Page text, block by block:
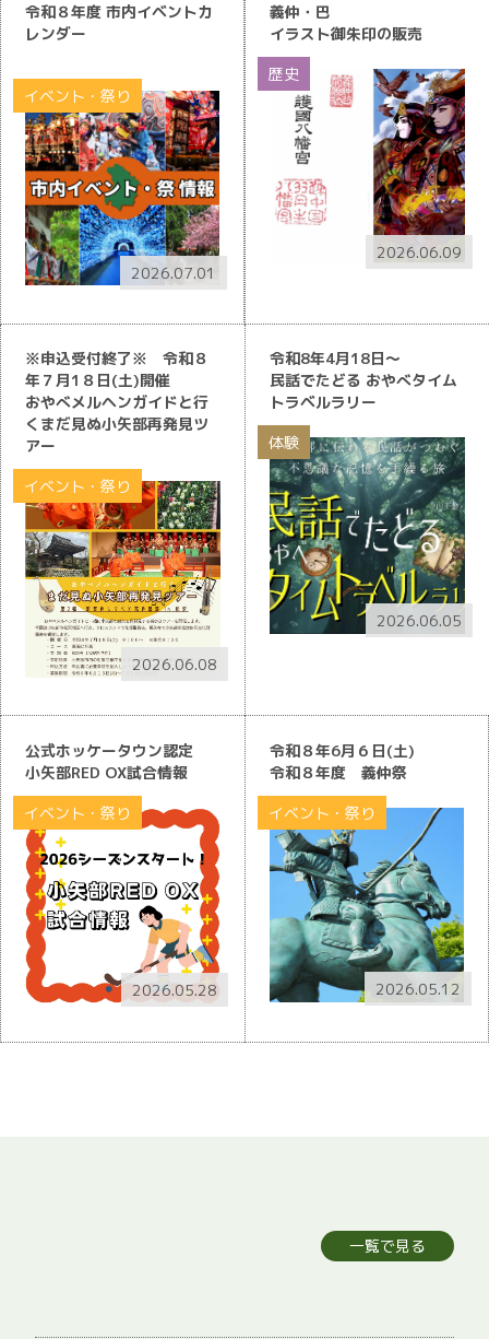
令和８年度 市内イベントカ
レンダー
イベント・祭り
2026.07.01
義仲・巴
イラスト御朱印の販売
歴史
2026.06.09
※申込受付終了※ 令和８
年７月1８日(土)開催
おやべメルヘンガイドと行
くまだ見ぬ小矢部再発見ツ
アー
イベント・祭り
2026.06.08
令和8年4月18日～
民話でたどる おやべタイム
トラベルラリー
体験
2026.06.05
公式ホッケータウン認定
小矢部RED OX試合情報
イベント・祭り
2026.05.28
令和８年6月６日(土)
令和８年度 義仲祭
イベント・祭り
2026.05.12
一覧で見る